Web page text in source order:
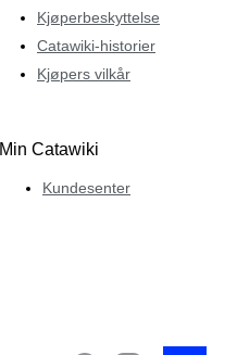
Kjøperbeskyttelse
Catawiki-historier
Kjøpers vilkår
Min Catawiki
Kundesenter